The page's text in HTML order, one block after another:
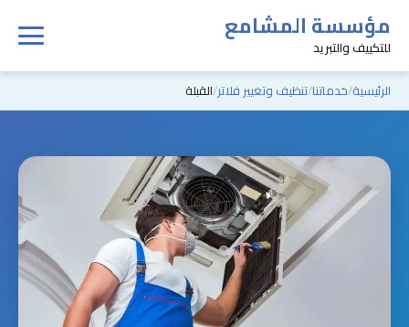
مؤسسة المشامع
للتكييف والتبريد
الرئيسية خدماتنا تنظيف وتغيير فلاتر القبلة